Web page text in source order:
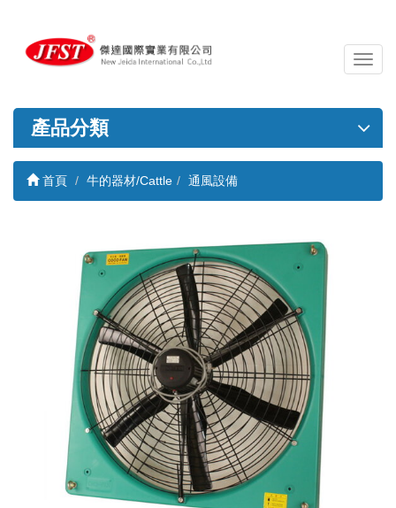
導
覽
關
產品分類
首頁 牛的器材/Cattle 通風設備